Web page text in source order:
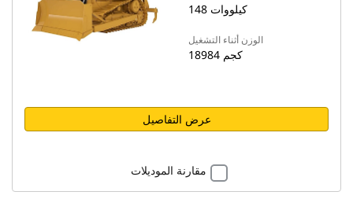
148 كيلووات
الوزن أثناء التشغيل
18984 كجم
عرض التفاصيل
مقارنة الموديلات